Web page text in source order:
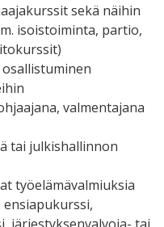
sekä näihin
isoistoiminta, partio,
valmentajana
tai julkishallinnon
työelämävalmiuksia
järjestyksenvalvoja- tai